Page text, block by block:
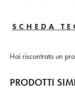
SCHEDA
Hai riscontrato un
PRODOTTI